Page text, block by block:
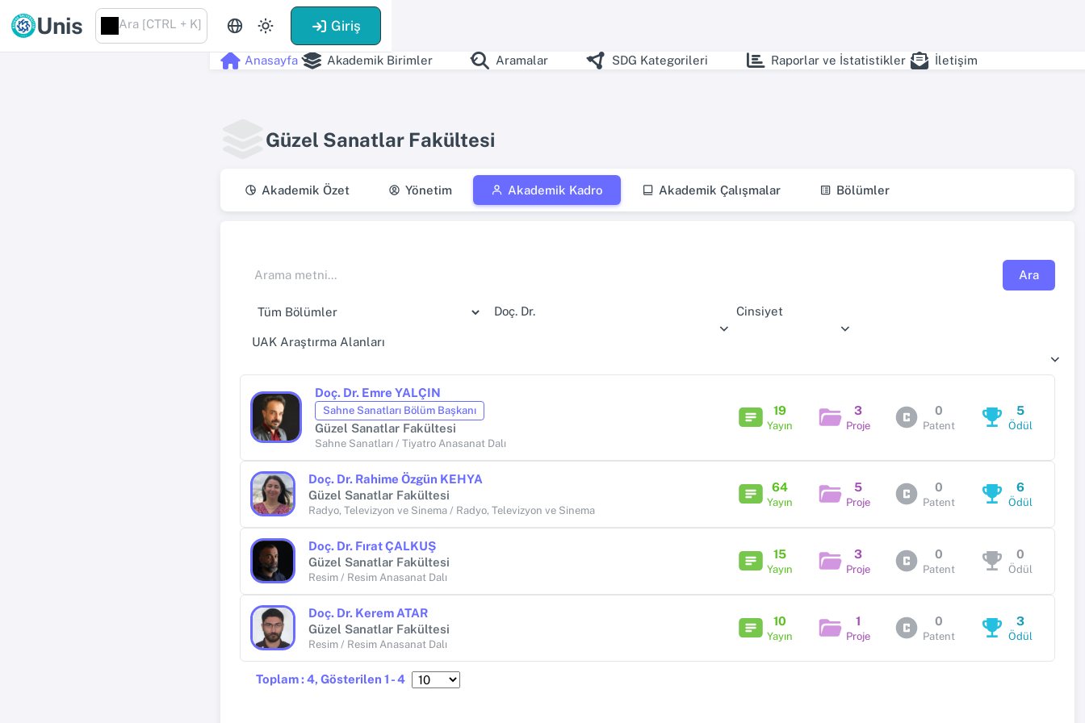
Unis Ara [CTRL + K] Giriş
Anasayfa Akademik Birimler Aramalar SDG Kategorileri Raporlar ve İstatistikler İletişim
Güzel Sanatlar Fakültesi
Akademik Özet Yönetim Akademik Kadro Akademik Çalışmalar Bölümler
Ara
Doç. Dr. Cinsiyet
UAK Araştırma Alanları
Doç. Dr. Emre YALÇIN
Sahne Sanatları Bölüm Başkanı
Güzel Sanatlar Fakültesi
Sahne Sanatları / Tiyatro Anasanat Dalı
19
Yayın
3
Proje
0
Patent
5
Ödül
Doç. Dr. Rahime Özgün KEHYA
Güzel Sanatlar Fakültesi
Radyo, Televizyon ve Sinema / Radyo, Televizyon ve Sinema
64
Yayın
5
Proje
0
Patent
6
Ödül
Doç. Dr. Fırat ÇALKUŞ
Güzel Sanatlar Fakültesi
Resim / Resim Anasanat Dalı
15
Yayın
3
Proje
0
Patent
0
Ödül
Doç. Dr. Kerem ATAR
Güzel Sanatlar Fakültesi
Resim / Resim Anasanat Dalı
10
Yayın
1
Proje
0
Patent
3
Ödül
Toplam : 4, Gösterilen 1 - 4